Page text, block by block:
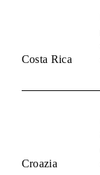
Costa Rica
Croazia